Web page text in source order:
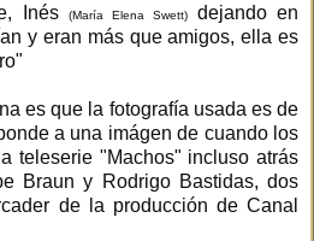
Inés
(María Elena Swett)dejando en
y eran más que amigos, ella es
es que la fotografía usada es de
a una imágen de cuando los
teleserie "Machos" incluso atrás
Braun y Rodrigo Bastidas, dos
de la producción de Canal